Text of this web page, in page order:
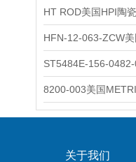
HT ROD美国HPI陶
8200-003美国
关于我们